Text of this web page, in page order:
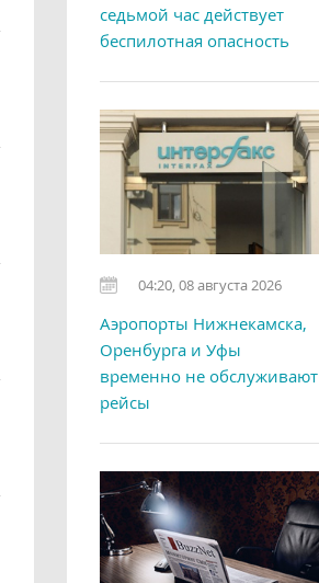
седьмой час действует
беспилотная опасность
04:20, 08 августа 2026
Аэропорты Нижнекамска,
Оренбурга и Уфы
временно не обслуживают
рейсы